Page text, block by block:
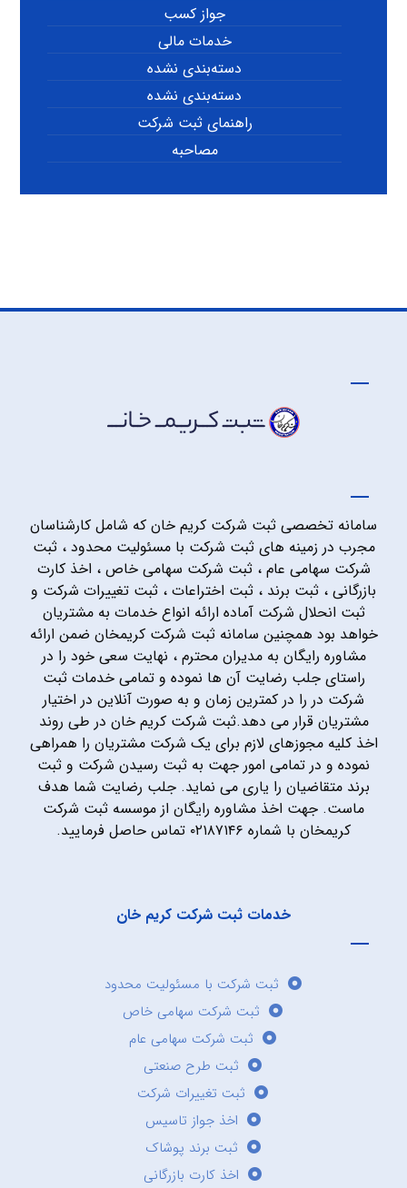
جواز کسب
خدمات مالی
دسته‌بندی نشده
دسته‌بندی نشده
راهنمای ثبت شرکت
مصاحبه
سامانه تخصصی ثبت شرکت کریم خان که شامل کارشناسان
مجرب در زمینه های ثبت شرکت با مسئولیت محدود ، ثبت
شرکت سهامی عام ، ثبت شرکت سهامی خاص ، اخذ کارت
بازرگانی ، ثبت برند ، ثبت اختراعات ، ثبت تغییرات شرکت و
ثبت انحلال شرکت آماده ارائه انواع خدمات به مشتریان
خواهد بود همچنین سامانه ثبت شرکت کریمخان ضمن ارائه
مشاوره رایگان به مدیران محترم ، نهایت سعی خود را در
راستای جلب رضایت آن ها نموده و تمامی خدمات ثبت
شرکت در را در کمترین زمان و به صورت آنلاین در اختیار
مشتریان قرار می دهد.ثبت شرکت کریم خان در طی روند
اخذ کلیه مجوزهای لازم برای یک شرکت مشتریان را همراهی
نموده و در تمامی امور جهت به ثبت رسیدن شرکت و ثبت
برند متقاضیان را یاری می نماید. جلب رضایت شما هدف
ماست. جهت اخذ مشاوره رایگان از موسسه ثبت شرکت
کریمخان با شماره ۰۲۱۸۷۱۴۶ تماس حاصل فرمایید.
خدمات ثبت شرکت کریم خان
ثبت شرکت با مسئولیت محدود
ثبت شرکت سهامی خاص
ثبت شرکت سهامی عام
ثبت طرح صنعتی
ثبت تغییرات شرکت
اخذ جواز تاسیس
ثبت برند پوشاک
اخذ کارت بازرگانی